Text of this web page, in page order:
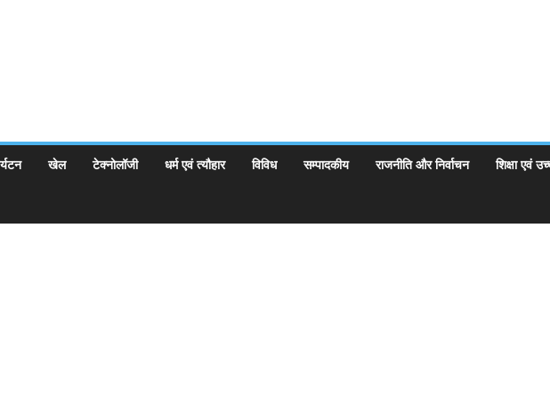
खेल टेक्नोलॉजी धर्म एवं त्यौहार विविध सम्पादकीय राजनीति और निर्वाचन शिक्षा एवं